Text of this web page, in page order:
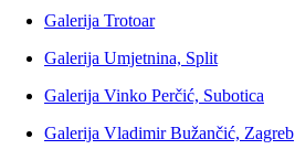
Galerija Trotoar
Galerija Umjetnina, Split
Galerija Vinko Perčić, Subotica
Galerija Vladimir Bužančić, Zagreb